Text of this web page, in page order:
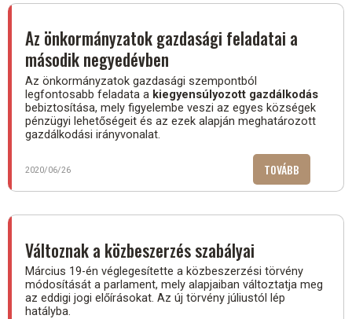
KÖZSÉGE
Az önkormányzatok gazdasági feladatai a
második negyedévben
Az önkormányzatok gazdasági szempontból
legfontosabb feladata a kiegyensúlyozott gazdálkodás
bebiztosítása, mely figyelembe veszi az egyes községek
pénzügyi lehetőségeit és az ezek alapján meghatározott
gazdálkodási irányvonalat.
2020/06/26 TOVÁBB
FELADATAI
Változnak a közbeszerzés szabályai
Március 19-én véglegesítette a közbeszerzési törvény
módosítását a parlament, mely alapjaiban változtatja meg
az eddigi jogi előírásokat. Az új törvény júliustól lép
hatályba.